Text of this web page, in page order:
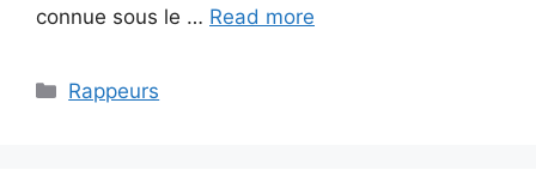
connue sous le … Read more
Categories
Rappeurs